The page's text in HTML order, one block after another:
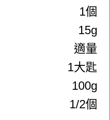
1個
15g
適量
1大匙
100g
1/2個